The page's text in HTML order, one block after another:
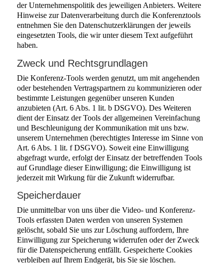
der Unternehmenspolitik des jeweiligen Anbieters. Weitere
Hinweise zur Datenverarbeitung durch die Konferenztools
entnehmen Sie den Datenschutzerklärungen der jeweils
eingesetzten Tools, die wir unter diesem Text aufgeführt
haben.
Zweck und Rechtsgrundlagen
Die Konferenz-Tools werden genutzt, um mit angehenden
oder bestehenden Vertragspartnern zu kommunizieren oder
bestimmte Leistungen gegenüber unseren Kunden
anzubieten (Art. 6 Abs. 1 lit. b DSGVO). Des Weiteren
dient der Einsatz der Tools der allgemeinen Vereinfachung
und Beschleunigung der Kommunikation mit uns bzw.
unserem Unternehmen (berechtigtes Interesse im Sinne von
Art. 6 Abs. 1 lit. f DSGVO). Soweit eine Einwilligung
abgefragt wurde, erfolgt der Einsatz der betreffenden Tools
auf Grundlage dieser Einwilligung; die Einwilligung ist
jederzeit mit Wirkung für die Zukunft widerrufbar.
Speicherdauer
Die unmittelbar von uns über die Video- und Konferenz-
Tools erfassten Daten werden von unseren Systemen
gelöscht, sobald Sie uns zur Löschung auffordern, Ihre
Einwilligung zur Speicherung widerrufen oder der Zweck
für die Datenspeicherung entfällt. Gespeicherte Cookies
verbleiben auf Ihrem Endgerät, bis Sie sie löschen.